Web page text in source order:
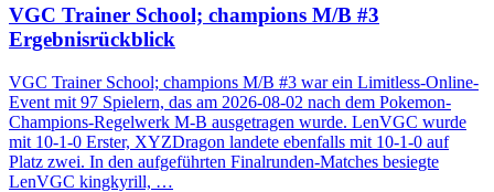
VGC Trainer School; champions M/B #3
Ergebnisrückblick
VGC Trainer School; champions M/B #3 war ein Limitless-Online-
Event mit 97 Spielern, das am 2026-08-02 nach dem Pokemon-
Champions-Regelwerk M-B ausgetragen wurde. LenVGC wurde
mit 10-1-0 Erster, XYZDragon landete ebenfalls mit 10-1-0 auf
Platz zwei. In den aufgeführten Finalrunden-Matches besiegte
LenVGC kingkyrill, …